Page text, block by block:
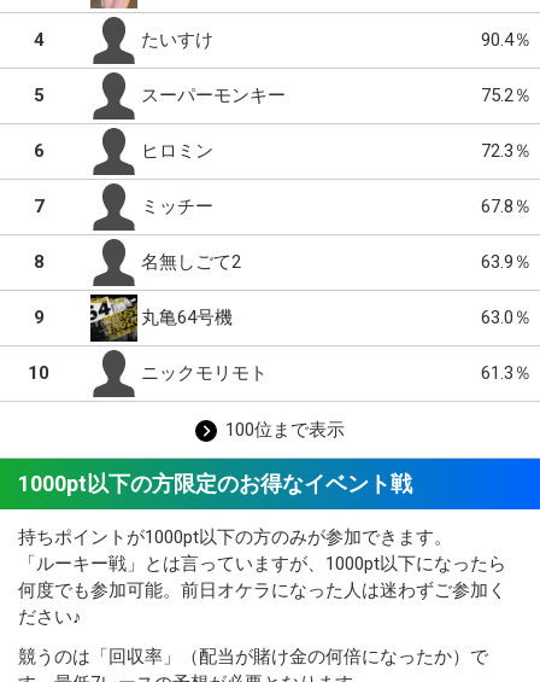
4 たいすけ 90.4％
5 スーパーモンキー 75.2％
6 ヒロミン 72.3％
7 ミッチー 67.8％
8 名無しごて2 63.9％
9 丸亀64号機 63.0％
10 ニックモリモト 61.3％
100位まで表示
1000pt以下の方限定のお得なイベント戦
持ちポイントが1000pt以下の方のみが参加できます。
「ルーキー戦」とは言っていますが、1000pt以下になったら
何度でも参加可能。前日オケラになった人は迷わずご参加く
ださい♪
競うのは「回収率」（配当が賭け金の何倍になったか）で